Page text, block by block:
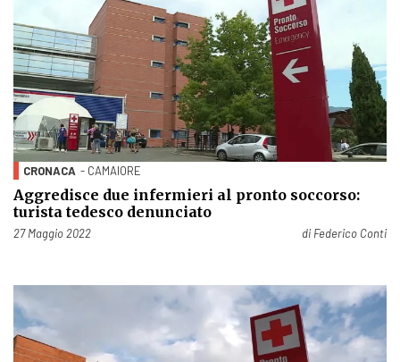
CRONACA - CAMAIORE
Aggredisce due infermieri al pronto soccorso:
turista tedesco denunciato
Pubblicato il
27 Maggio 2022 di Federico Conti